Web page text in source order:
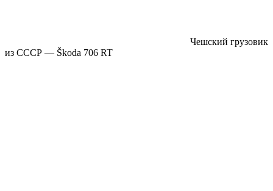
Чешский грузовик
из СССР — Škoda 706 RT